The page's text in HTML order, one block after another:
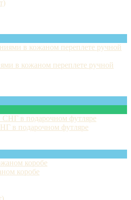
в кожаном переплете ручной
в подарочном футляре
коробе